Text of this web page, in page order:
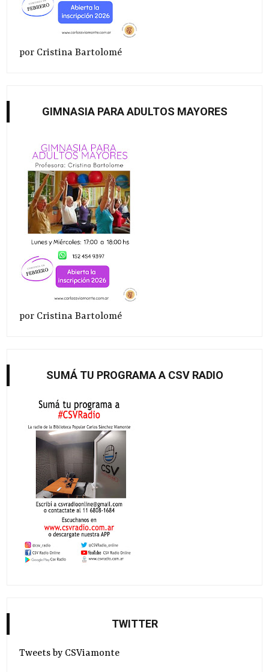
por Cristina Bartolomé
GIMNASIA PARA ADULTOS MAYORES
por Cristina Bartolomé
SUMÁ TU PROGRAMA A CSV RADIO
TWITTER
Tweets by CSViamonte